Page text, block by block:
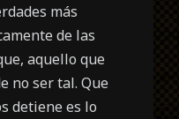
más
de las
aquello que
no ser tal. Que
detiene es lo